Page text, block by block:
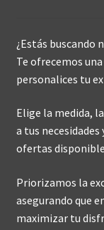
¿Estás
Te ofrecemos
personalices tu
Elige la medida,
a tus
ofertas
Priorizamos la
asegurando que
maximizar tu